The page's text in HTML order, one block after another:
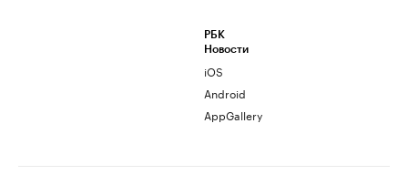
РБК
Новости
iOS
Android
AppGallery